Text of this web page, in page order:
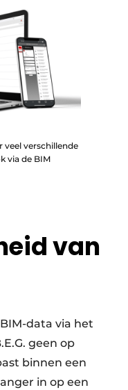
veel verschillende
via de BIM
van
data via het
geen op
binnen een
in op een